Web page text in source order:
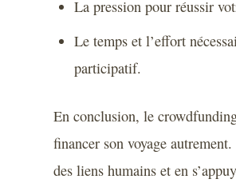
La pression pour réussir
Le temps et l’effort
participatif.
En conclusion, le
financer son voyage
des liens humains et en